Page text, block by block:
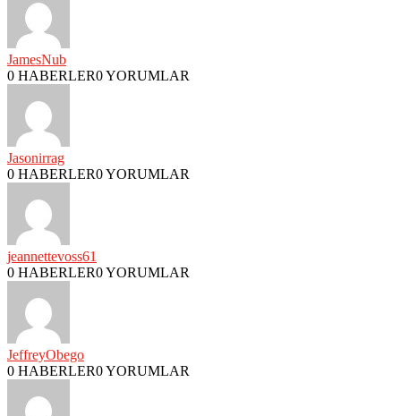
JamesNub
0 HABERLER0 YORUMLAR
Jasonirrag
0 HABERLER0 YORUMLAR
jeannettevoss61
0 HABERLER0 YORUMLAR
JeffreyObego
0 HABERLER0 YORUMLAR